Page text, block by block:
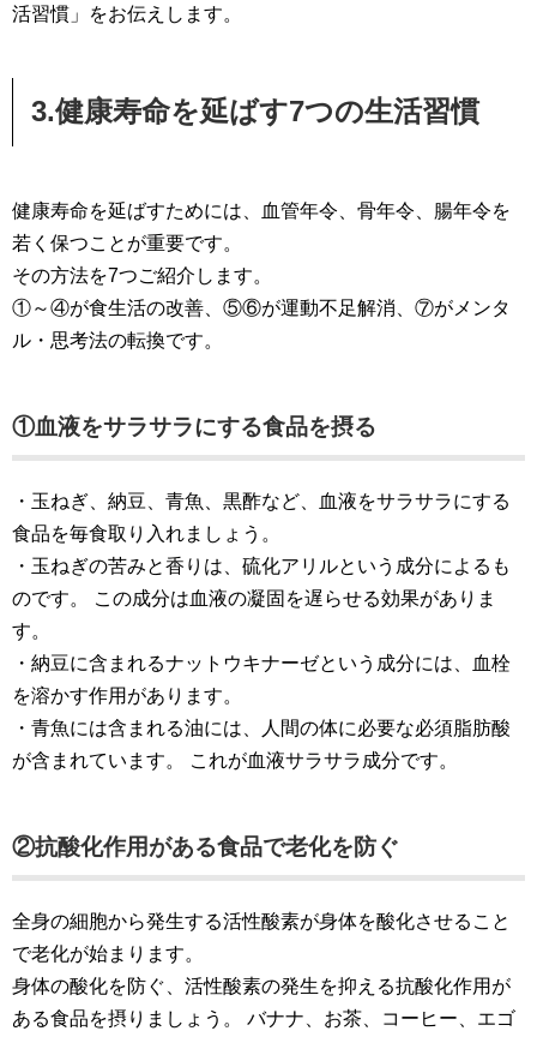
活習慣」をお伝えします。
3.健康寿命を延ばす7つの生活習慣
健康寿命を延ばすためには、血管年令、骨年令、腸年令を
若く保つことが重要です。
その方法を7つご紹介します。
①～④が食生活の改善、⑤⑥が運動不足解消、⑦がメンタ
ル・思考法の転換です。
①血液をサラサラにする食品を摂る
・玉ねぎ、納豆、青魚、黒酢など、血液をサラサラにする
食品を毎食取り入れましょう。
・玉ねぎの苦みと香りは、硫化アリルという成分によるも
のです。 この成分は血液の凝固を遅らせる効果がありま
す。
・納豆に含まれるナットウキナーゼという成分には、血栓
を溶かす作用があります。
・青魚には含まれる油には、人間の体に必要な必須脂肪酸
が含まれています。 これが血液サラサラ成分です。
②抗酸化作用がある食品で老化を防ぐ
全身の細胞から発生する活性酸素が身体を酸化させること
で老化が始まります。
身体の酸化を防ぐ、活性酸素の発生を抑える抗酸化作用が
ある食品を摂りましょう。 バナナ、お茶、コーヒー、エゴ